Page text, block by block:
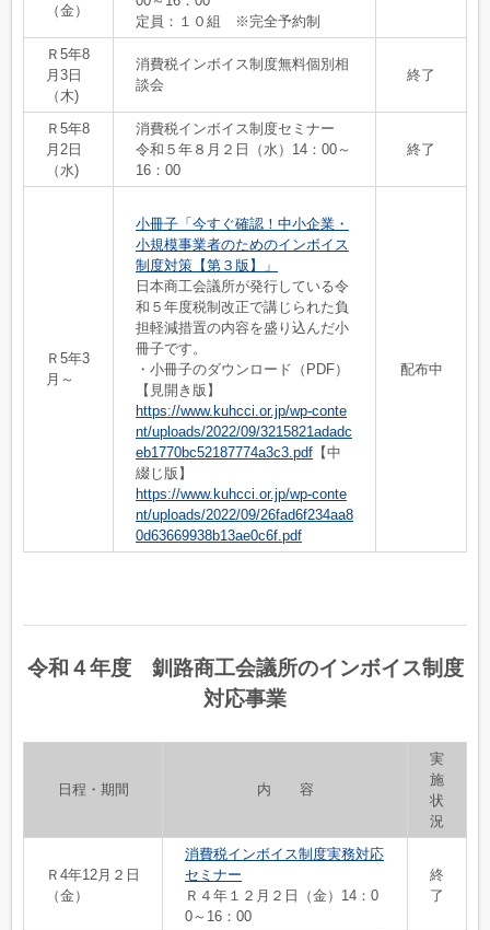
（金）
定員：１０組 ※完全予約制
Ｒ5年8
月3日
（木)
消費税インボイス制度無料個別相
談会
終了
Ｒ5年8
月2日
（水)
消費税インボイス制度セミナー
令和５年８月２日（水）14：00～
16：00
終了
Ｒ5年3
月～
小冊子「今すぐ確認！中小企業・
小規模事業者のためのインボイス
制度対策【第３版】」
日本商工会議所が発行している令
和５年度税制改正で講じられた負
担軽減措置の内容を盛り込んだ小
冊子です。
・小冊子のダウンロード（PDF）
【見開き版】
https://www.kuhcci.or.jp/wp-conte
nt/uploads/2022/09/3215821adadc
eb1770bc52187774a3c3.pdf 【中
綴じ版】
https://www.kuhcci.or.jp/wp-conte
nt/uploads/2022/09/26fad6f234aa8
0d63669938b13ae0c6f.pdf
配布中
令和４年度 釧路商工会議所のインボイス制度
対応事業
日程・期間 内 容
実
施
状
況
Ｒ4年12月２日
（金）
消費税インボイス制度実務対応
セミナー
Ｒ４年１２月２日（金）14：0
0～16：00
終
了